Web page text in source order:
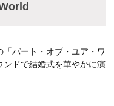
パート・オブ・ユア・ワ
ンドで結婚式を華やかに演